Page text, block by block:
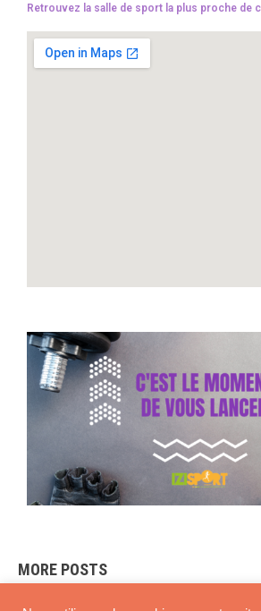
Retrouvez la salle de sport la plus proche de
MORE POSTS